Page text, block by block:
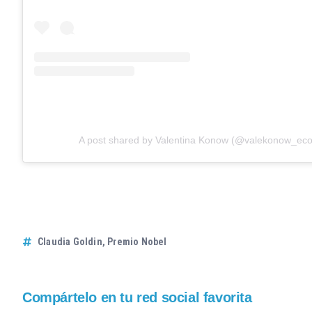
A post shared by Valentina Konow
Claudia Goldin, Premio Nobel
Compártelo en tu red social favorita